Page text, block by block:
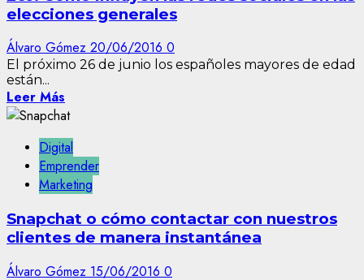
elecciones generales
Álvaro Gómez 20/06/2016 0
El próximo 26 de junio los españoles mayores de edad
están...
Leer Más
Digital
Emprender
Marketing
Snapchat o cómo contactar con nuestros
clientes de manera instantánea
Álvaro Gómez 15/06/2016 0